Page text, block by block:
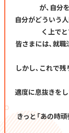
が、自分
自分がどういう
く上で
皆さまには、就
しかし、これで
適度に息抜きを
きっと「あの時